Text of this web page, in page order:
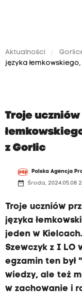
Aktualności
języka
Troje
z Gorlic
Polska Agencja
date_range Środa, 2024.05.08
Troje uczniów
języka
jeden w
Szewczyk z I LO
egzamin ten był
wiedzy, ale też
w zachowanie i